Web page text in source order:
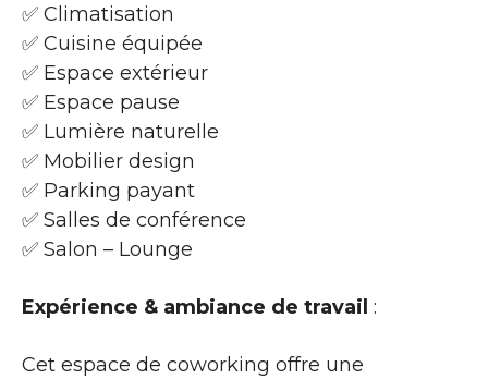
✅ Climatisation
✅ Cuisine équipée
✅ Espace extérieur
✅ Espace pause
✅ Lumière naturelle
✅ Mobilier design
✅ Parking payant
✅ Salles de conférence
✅ Salon – Lounge
Expérience & ambiance de travail :
Cet espace de coworking offre une